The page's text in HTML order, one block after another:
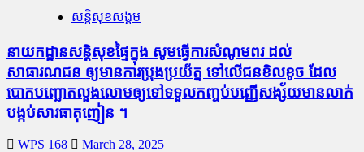
សន្តិសុខសង្គម
នាយកដ្ឋានសន្តិសុខផ្ទៃក្នុង សូមធ្វើការសំណូមពរ ដល់
សាធារណជន ឲ្យមានការប្រុងប្រយ័ត្ន ទៅលើជនខិលខូច ដែល
បោកបញ្ឆោតលួងលោមឲ្យទៅទទួលកញ្ចប់បញ្ញើសង្ស័យមានលាក់
បង្កប់សារធាតុញៀន ។
WPS 168 March 28, 2025